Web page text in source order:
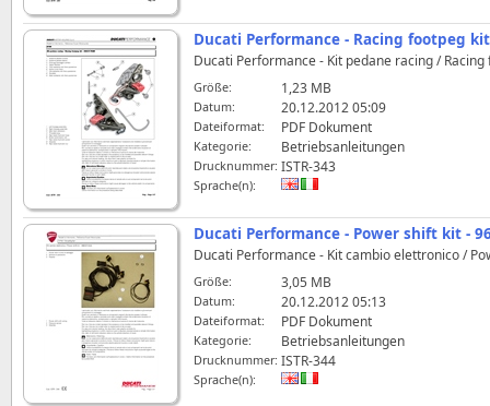
Ducati Performance - Racing footpeg
Ducati Performance - Kit pedane racing /
Größe: 1,23 MB
Datum: 20.12.2012 05:09
Dateiformat: PDF Dokument
Kategorie: Betriebsanleitungen
Drucknummer: ISTR-343
Sprache(n):
Ducati Performance - Power shift kit -
Ducati Performance - Kit cambio elettronico /
Größe: 3,05 MB
Datum: 20.12.2012 05:13
Dateiformat: PDF Dokument
Kategorie: Betriebsanleitungen
Drucknummer: ISTR-344
Sprache(n):